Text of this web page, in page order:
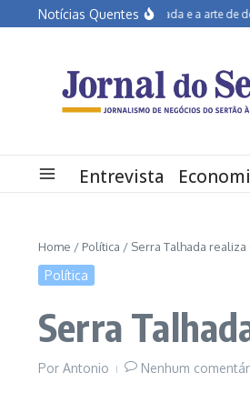
Ir para o conteúdo
Notícias Quentes
João Campos na estrada e a arte de
Entrevista
Home / Política / Serra Talhada
Política
Serra
Por Antonio Nenhum